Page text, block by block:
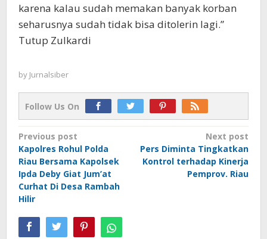
karena kalau sudah memakan banyak korban
seharusnya sudah tidak bisa ditolerin lagi.”
Tutup Zulkardi
by Jurnalsiber
Follow Us On
Post
navigation
Previous post
Kapolres Rohul Polda
Riau Bersama Kapolsek
Ipda Deby Giat Jum’at
Curhat Di Desa Rambah
Hilir
Next post
Pers Diminta Tingkatkan
Kontrol terhadap Kinerja
Pemprov. Riau